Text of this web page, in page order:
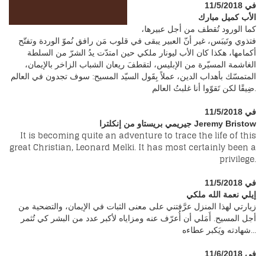
في 11/5/2018
الأب كميل مبارك
كما الورود تُقطف من أجل عبيرها،
فتذوي وتَيبَس، غير أنّ العبير يبقى في قلوب مَن رافق نُموّ الوردة وتفتّح
أكمامها، هكذا كان الأب ليونار ملكي حين امتدّت يدُ الشرّ من السلطة
الغاشمة المسيّرة من الإبليس، لتقطفَ ريعان الشباب الزاخر بالإيمان،
المتمسّك بأهداب الدين، عملاً بِقَول السيّد المسيح: سوف تجدون في العالم
ضِيقًا لكن تَقوّوا أنا غلبتُ العالم.
في 11/5/2018
جيريمي بريستاو من إنكلترا Jeremy Bristow
It is becoming quite an adventure to trace the life of this
great Christian, Leonard Melki. It has most certainly been a
privilege.
في 11/5/2018
إيلي نعمة الله ملكي
زيارتي لهذا المنزل عرَّفتني على معنى الثبات في الإيمان، والتضحية من
أجل المسيح. أَمَلي أن أُعرّف عنه ومزاياه لأكبر عدد من البشر كي تُثمر
شهادته ويَكبر عطاءه...
في 11/6/2018